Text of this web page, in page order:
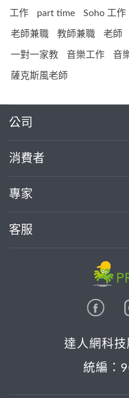
工作 part time Soho 工作
老師兼職 教師兼職 老師
一對一家教 音樂工作 音
薩克斯風老師
公司
消費者
專家
客服
達人網科技
統編：